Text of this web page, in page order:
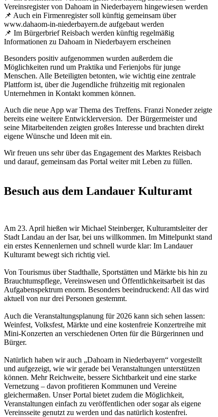
Vereinsregister von Dahoam in Niederbayern hingewiesen werden
📌 Auch ein Firmenregister soll künftig gemeinsam über
www.dahaom-in-niederbayern.de aufgebaut werden
📌 Im Bürgerbrief Reisbach werden künftig regelmäßig
Informationen zu Dahoam in Niederbayern erscheinen
Besonders positiv aufgenommen wurden außerdem die
Möglichkeiten rund um Praktika und Ferienjobs für junge
Menschen. Alle Beteiligten betonten, wie wichtig eine zentrale
Plattform ist, über die Jugendliche frühzeitig mit regionalen
Unternehmen in Kontakt kommen können.
Auch die neue App war Thema des Treffens. Franzi Noneder zeigte
bereits eine weitere Entwicklerversion. Der Bürgermeister und
seine Mitarbeitenden zeigten großes Interesse und brachten direkt
eigene Wünsche und Ideen mit ein.
Wir freuen uns sehr über das Engagement des Marktes Reisbach
und darauf, gemeinsam das Portal weiter mit Leben zu füllen.
Besuch aus dem Landauer Kulturamt
Am 23. April hießen wir Michael Steinberger, Kulturamtsleiter der
Stadt Landau an der Isar, bei uns willkommen. Im Mittelpunkt stand
ein erstes Kennenlernen und schnell wurde klar: Im Landauer
Kulturamt bewegt sich richtig viel.
Von Tourismus über Stadthalle, Sportstätten und Märkte bis hin zu
Brauchtumspflege, Vereinswesen und Öffentlichkeitsarbeit ist das
Aufgabenspektrum enorm. Besonders beeindruckend: All das wird
aktuell von nur drei Personen gestemmt.
Auch die Veranstaltungsplanung für 2026 kann sich sehen lassen:
Weinfest, Volksfest, Märkte und eine kostenfreie Konzertreihe mit
Mini-Konzerten an verschiedenen Orten für die Bürgerinnen und
Bürger.
Natürlich haben wir auch „Dahoam in Niederbayern“ vorgestellt
und aufgezeigt, wie wir gerade bei Veranstaltungen unterstützen
können. Mehr Reichweite, bessere Sichtbarkeit und eine starke
Vernetzung – davon profitieren Kommunen und Vereine
gleichermaßen. Unser Portal bietet zudem die Möglichkeit,
Veranstaltungen einfach zu veröffentlichen oder sogar als eigene
Vereinsseite genutzt zu werden und das natürlich kostenfrei.